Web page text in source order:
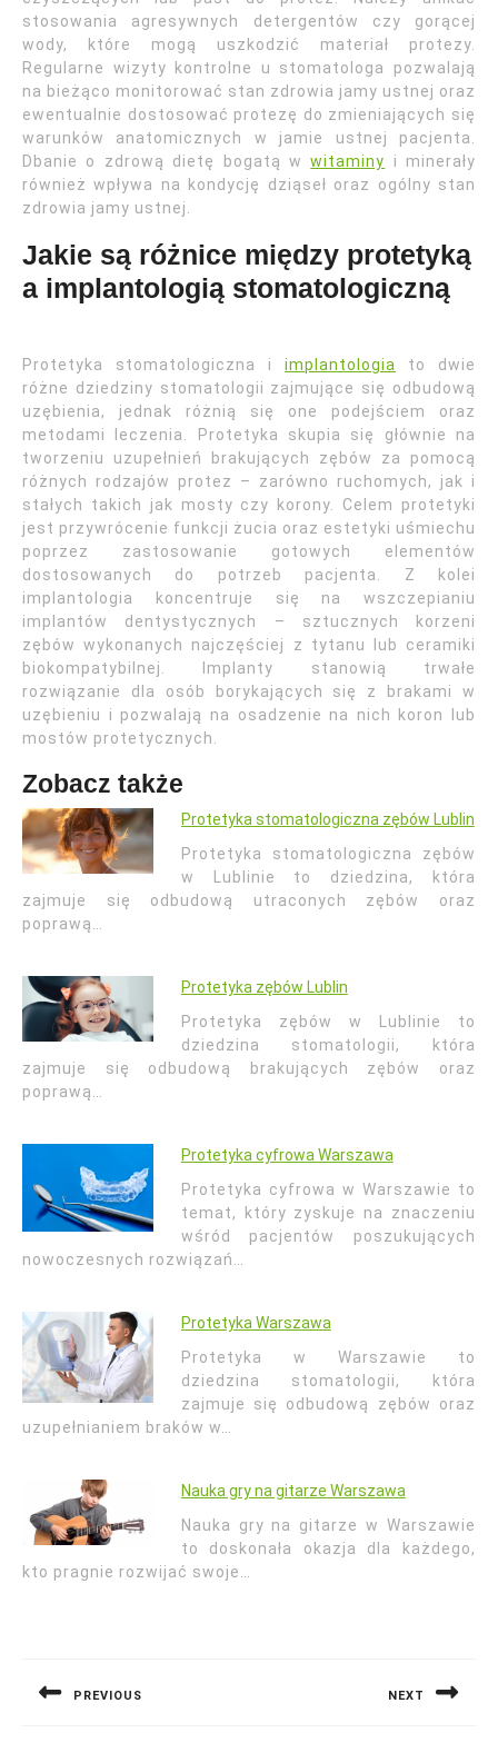
stosowania agresywnych detergentów czy gorącej
wody, które mogą uszkodzić materiał protezy.
Regularne wizyty kontrolne u stomatologa pozwalają
na bieżąco monitorować stan zdrowia jamy ustnej oraz
ewentualnie dostosować protezę do zmieniających się
warunków anatomicznych w jamie ustnej pacjenta.
Dbanie o zdrową dietę bogatą wwitaminy i minerały
również wpływa na kondycję dziąseł oraz ogólny stan
zdrowia jamy ustnej.
Jakie są różnice między protetyką
a implantologią stomatologiczną
Protetyka stomatologiczna i implantologia
to dwie
różne dziedziny stomatologii zajmujące się odbudową
uzębienia, jednak różnią się one podejściem oraz
metodami leczenia. Protetyka skupia się głównie na
tworzeniu uzupełnień brakujących zębów za pomocą
różnych rodzajów protez – zarówno ruchomych, jak i
stałych takich jak mosty czy korony. Celem protetyki
jest przywrócenie funkcji żucia oraz estetyki uśmiechu
poprzez zastosowanie gotowych elementów
dostosowanych do potrzeb pacjenta. Z kolei
implantologia koncentruje się na wszczepianiu
implantów dentystycznych – sztucznych korzeni
zębów wykonanych najczęściej z tytanu lub ceramiki
biokompatybilnej. Implanty stanowią trwałe
rozwiązanie dla osób borykających się z brakami w
uzębieniu i pozwalają na osadzenie na nich koron lub
mostów protetycznych.
Zobacz także
Protetyka stomatologiczna zębów Lublin
Protetyka stomatologiczna zębów
w Lublinie to dziedzina, która
zajmuje się odbudową utraconych zębów oraz
poprawą…
Protetyka zębów Lublin
Protetyka zębów w Lublinie to
dziedzina stomatologii, która
zajmuje się odbudową brakujących zębów oraz
poprawą…
Protetyka cyfrowa Warszawa
Protetyka cyfrowa w Warszawie to
temat, który zyskuje na znaczeniu
wśród pacjentów poszukujących
nowoczesnych rozwiązań…
Protetyka Warszawa
Protetyka w Warszawie to
dziedzina stomatologii, która
zajmuje się odbudową zębów oraz
uzupełnianiem braków w…
Nauka gry na gitarze Warszawa
Nauka gry na gitarze w Warszawie
to doskonała okazja dla każdego,
kto pragnie rozwijać swoje…
PREVIOUS NEXT